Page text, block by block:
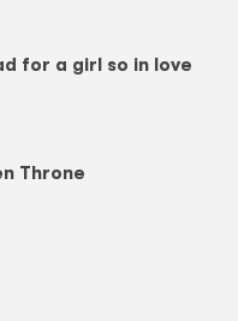
for a girl so in love
Throne